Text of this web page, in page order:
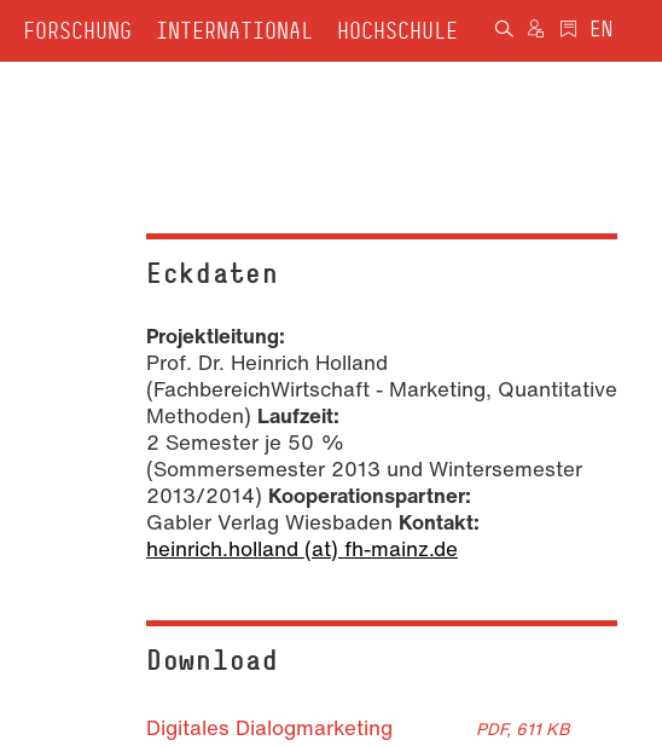
FORSCHUNG INTERNATIONAL HOCHSCHULE
Eckdaten
Projektleitung:
Prof. Dr. Heinrich Holland
(FachbereichWirtschaft - Marketing, Quantitative
Methoden) Laufzeit:
2 Semester je 50 %
(Sommersemester 2013 und Wintersemester
2013/2014) Kooperationspartner:
Gabler Verlag Wiesbaden Kontakt:
heinrich.holland (at) fh-mainz.de
Download
Digitales Dialogmarketing PDF, 611 KB